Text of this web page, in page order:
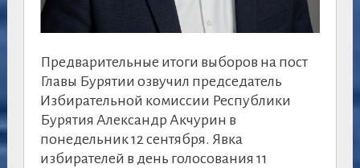
Предварительные итоги выборов на пост
Главы Бурятии озвучил председатель
Избирательной комиссии Республики
Бурятия Александр Акчурин в
понедельник 12 сентября. Явка
избирателей в день голосования 11